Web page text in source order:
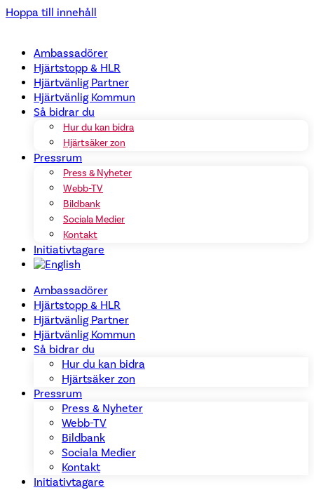
Hoppa till innehåll
Ambassadörer
Hjärtstopp & HLR
Hjärtvänlig Partner
Hjärtvänlig Kommun
Så bidrar du
Hur du kan bidra
Hjärtsäker zon
Pressrum
Press & Nyheter
Webb-TV
Bildbank
Sociala Medier
Kontakt
Initiativtagare
Ambassadörer
Hjärtstopp & HLR
Hjärtvänlig Partner
Hjärtvänlig Kommun
Så bidrar du
Hur du kan bidra
Hjärtsäker zon
Pressrum
Press & Nyheter
Webb-TV
Bildbank
Sociala Medier
Kontakt
Initiativtagare